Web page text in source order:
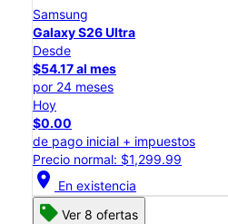
Samsung
Galaxy S26 Ultra
Desde
$54.17 al mes
por 24 meses
Hoy
$0.00
de pago inicial + impuestos
Precio normal: $1,299.99
location_on En existencia
Ver 8 ofertas